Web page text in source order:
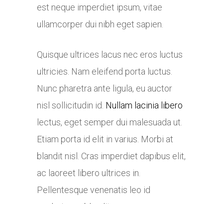
est neque imperdiet ipsum, vitae
ullamcorper dui nibh eget sapien.
Quisque ultrices lacus nec eros luctus
ultricies. Nam eleifend porta luctus.
Nunc pharetra ante ligula, eu auctor
nisl sollicitudin id. Nullam lacinia libero
lectus, eget semper dui malesuada ut.
Etiam porta id elit in varius. Morbi at
blandit nisl. Cras imperdiet dapibus elit,
ac laoreet libero ultrices in.
Pellentesque venenatis leo id